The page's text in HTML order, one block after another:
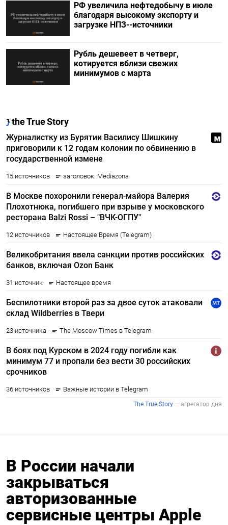
РФ увеличила нефтедобычу в июле
благодаря высокому экспорту и
загрузке НПЗ--источники
Рубль дешевеет в четверг,
котируется вблизи свежих
минимумов с марта
В России начали
закрываться
авторизованные
сервисные центры Apple